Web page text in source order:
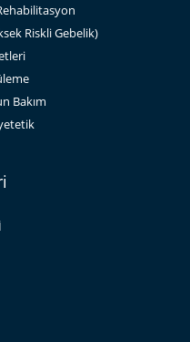
Riskli Gebelik)
Bakım